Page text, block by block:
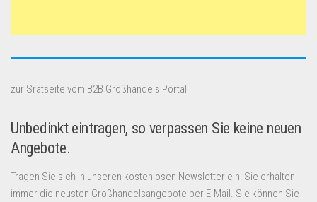
zur Sratseite vom B2B Großhandels Portal
Unbedinkt eintragen, so verpassen Sie keine neuen
Angebote.
Tragen Sie sich in unseren kostenlosen Newsletter ein! Sie erhalten
immer die neusten Großhandelsangebote per E-Mail. Sie können Sie